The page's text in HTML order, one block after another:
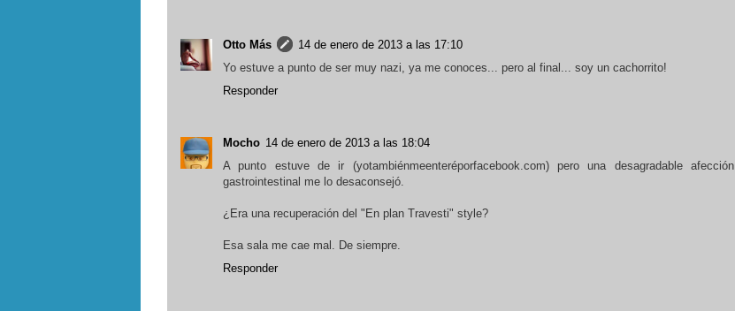
Otto Más
14 de enero de 2013 a las 17:10
Yo estuve a punto de ser muy nazi, ya me conoces... pero al final... soy un cachorrito!
Responder
Mocho 14 de enero de 2013 a las 18:04
A punto estuve de ir (yotambiénmeenteréporfacebook.com) pero una desagradable afección
gastrointestinal me lo desaconsejó.
¿Era una recuperación del "En plan Travesti" style?
Esa sala me cae mal. De siempre.
Responder